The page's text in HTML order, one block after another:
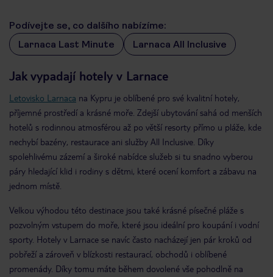
Podívejte se, co dalšího nabízíme:
Larnaca Last Minute
Larnaca All Inclusive
Jak vypadají hotely v Larnace
Letovisko Larnaca na Kypru je oblíbené pro své kvalitní hotely,
příjemné prostředí a krásné moře. Zdejší ubytování sahá od menších
hotelů s rodinnou atmosférou až po větší resorty přímo u pláže, kde
nechybí bazény, restaurace ani služby All Inclusive. Díky
spolehlivému zázemí a široké nabídce služeb si tu snadno vyberou
páry hledající klid i rodiny s dětmi, které ocení komfort a zábavu na
jednom místě.
Velkou výhodou této destinace jsou také krásné písečné pláže s
pozvolným vstupem do moře, které jsou ideální pro koupání i vodní
sporty. Hotely v Larnace se navíc často nacházejí jen pár kroků od
pobřeží a zároveň v blízkosti restaurací, obchodů i oblíbené
promenády. Díky tomu máte během dovolené vše pohodlně na